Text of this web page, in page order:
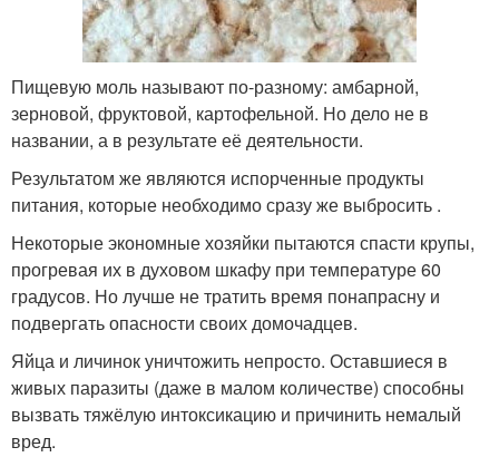
Пищевую моль называют по-разному: амбарной,
зерновой, фруктовой, картофельной. Но дело не в
названии, а в результате её деятельности.
Результатом же являются испорченные продукты
питания, которые необходимо сразу же выбросить .
Некоторые экономные хозяйки пытаются спасти крупы,
прогревая их в духовом шкафу при температуре 60
градусов. Но лучше не тратить время понапрасну и
подвергать опасности своих домочадцев.
Яйца и личинок уничтожить непросто. Оставшиеся в
живых паразиты (даже в малом количестве) способны
вызвать тяжёлую интоксикацию и причинить немалый
вред.